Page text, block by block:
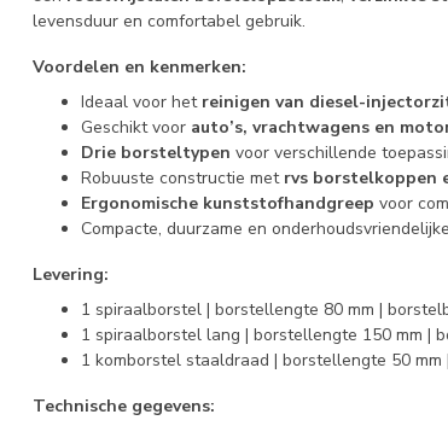
levensduur en comfortabel gebruik.
Voordelen en kenmerken:
Ideaal voor het reinigen van diesel-
Geschikt voor auto’s, vrachtwagens en
Drie borsteltypen voor verschillende
Robuuste constructie met rvs borstelkoppen
Ergonomische kunststofhandgreep voor
Compacte, duurzame en
Levering:
1 spiraalborstel | borstellengte 80 mm |
1 spiraalborstel lang | borstellengte 150 mm |
1 komborstel staaldraad | borstellengte 50
Technische gegevens: